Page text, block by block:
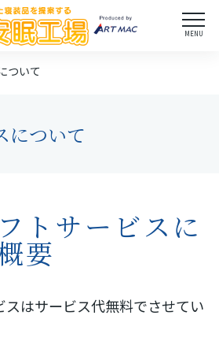
MENU
ついて
について
トサービスに
要
はサービス代無料でさせてい